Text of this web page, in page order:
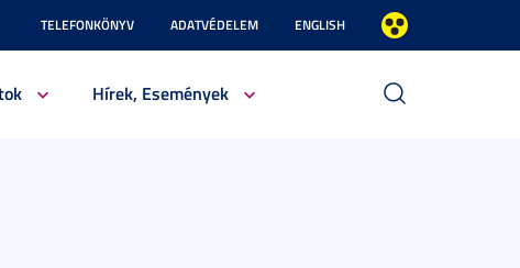
TELEFONKÖNYV ADATVÉDELEM ENGLISH
Hírek, Események